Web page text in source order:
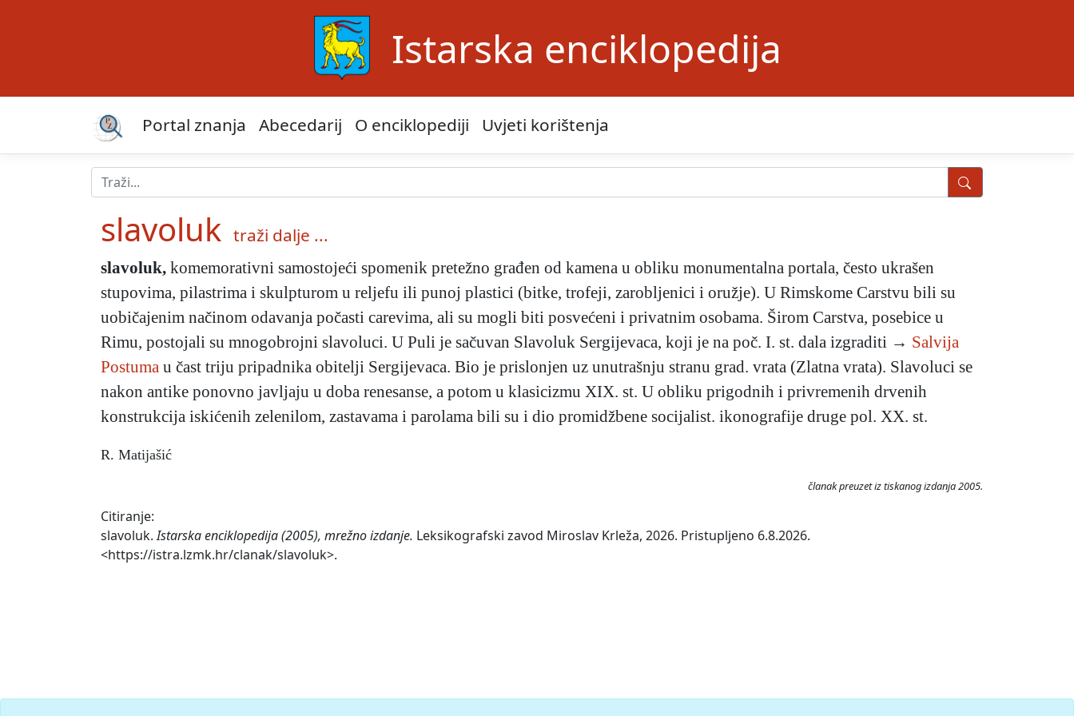
Istarska enciklopedija
Portal znanja Abecedarij O enciklopediji Uvjeti korištenja
slavoluk traži dalje ...
slavoluk, komemorativni samostojeći spomenik pretežno građen od kamena u obliku monumentalna portala, često ukrašen
stupovima, pilastrima i skulpturom u reljefu ili punoj plastici (bitke, trofeji, zarobljenici i oružje). U Rimskome Carstvu bili su
uobičajenim načinom odavanja počasti carevima, ali su mogli biti posvećeni i privatnim osobama. Širom Carstva, posebice u
Rimu, postojali su mnogobrojni slavoluci. U Puli je sačuvan Slavoluk Sergijevaca, koji je na poč. I. st. dala izgraditi → Salvija
Postuma u čast triju pripadnika obitelji Sergijevaca. Bio je prislonjen uz unutrašnju stranu grad. vrata (Zlatna vrata). Slavoluci se
nakon antike ponovno javljaju u doba renesanse, a potom u klasicizmu XIX. st. U obliku prigodnih i privremenih drvenih
konstrukcija iskićenih zelenilom, zastavama i parolama bili su i dio promidžbene socijalist. ikonografije druge pol. XX. st.
R. Matijašić
članak preuzet iz tiskanog izdanja 2005.
Citiranje:
slavoluk.Istarska enciklopedija (2005), mrežno izdanje. Leksikografski zavod Miroslav Krleža, 2026. Pristupljeno 6.8.2026.
<https://istra.lzmk.hr/clanak/slavoluk>.